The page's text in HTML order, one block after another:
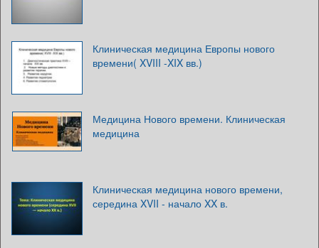
Клиническая медицина Европы нового
времени( XVIII -XIX вв.)
Медицина Нового времени. Клиническая
медицина
Клиническая медицина нового времени,
середина XVII - начало XX в.